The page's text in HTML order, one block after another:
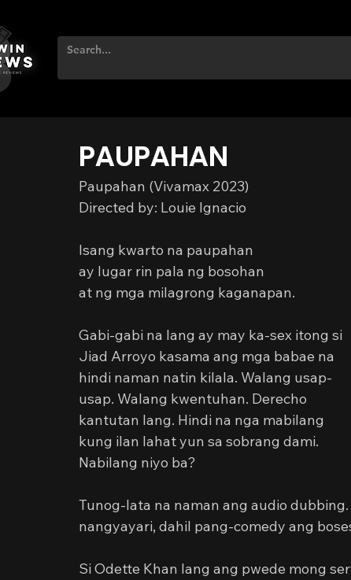
PAUPAHAN
Paupahan (Vivamax 2023)
Directed by: Louie Ignacio
Isang kwarto na paupahan
ay lugar rin pala ng bosohan
at ng mga milagrong kaganapan.
Gabi-gabi na lang ay may ka-sex itong si
Jiad Arroyo kasama ang mga babae na
hindi naman natin kilala. Walang usap-
usap. Walang kwentuhan. Derecho
kantutan lang. Hindi na nga mabilang
kung ilan lahat yun sa sobrang dami.
Nabilang niyo ba?
Tunog-lata na naman ang audio
nangyayari, dahil pang-comedy ang
Si Odette Khan lang ang pwede mong